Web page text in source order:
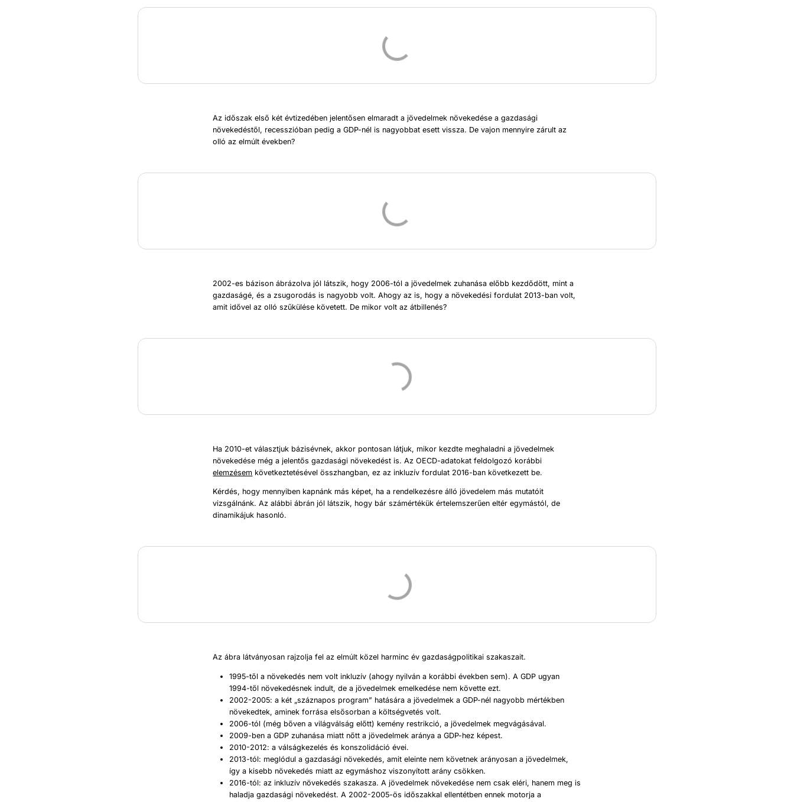
Az időszak első két évtizedében jelentősen elmaradt a jövedelmek növekedése a gazdasági
növekedéstől, recesszióban pedig a GDP-nél is nagyobbat esett vissza. De vajon mennyire zárult az
olló az elmúlt években?
2002-es bázison ábrázolva jól látszik, hogy 2006-tól a jövedelmek zuhanása előbb kezdődött, mint a
gazdaságé, és a zsugorodás is nagyobb volt. Ahogy az is, hogy a növekedési fordulat 2013-ban volt,
amit idővel az olló szűkülése követett. De mikor volt az átbillenés?
Ha 2010-et választjuk bázisévnek, akkor pontosan látjuk, mikor kezdte meghaladni a jövedelmek
növekedése még a jelentős gazdasági növekedést is. Az OECD-adatokat feldolgozó korábbi
elemzésem következtetésével összhangban, ez az inkluzív fordulat 2016-ban következett be.
Kérdés, hogy mennyiben kapnánk más képet, ha a rendelkezésre álló jövedelem más mutatóit
vizsgálnánk. Az alábbi ábrán jól látszik, hogy bár számértékük értelemszerűen eltér egymástól, de
dinamikájuk hasonló.
Az ábra látványosan rajzolja fel az elmúlt közel harminc év gazdaságpolitikai szakaszait.
1995-től a növekedés nem volt inkluzív (ahogy nyilván a korábbi években sem). A GDP ugyan
1994-től növekedésnek indult, de a jövedelmek emelkedése nem követte ezt.
2002-2005: a két „száznapos program” hatására a jövedelmek a GDP-nél nagyobb mértékben
növekedtek, aminek forrása elsősorban a költségvetés volt.
2006-tól (még bőven a világválság előtt) kemény restrikció, a jövedelmek megvágásával.
2009-ben a GDP zuhanása miatt nőtt a jövedelmek aránya a GDP-hez képest.
2010-2012: a válságkezelés és konszolidáció évei.
2013-tól: meglódul a gazdasági növekedés, amit eleinte nem követnek arányosan a jövedelmek,
így a kisebb növekedés miatt az egymáshoz viszonyított arány csökken.
2016-tól: az inkluzív növekedés szakasza. A jövedelmek növekedése nem csak eléri, hanem meg is
haladja gazdasági növekedést. A 2002-2005-ös időszakkal ellentétben ennek motorja a